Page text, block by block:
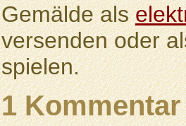
Gemälde als
versenden oder
spielen.
1